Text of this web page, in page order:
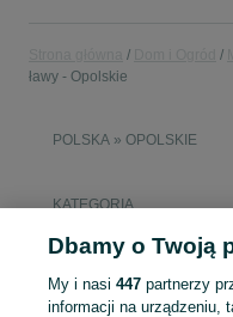
ławy - Opolskie
POLSKA » OPOLSKIE
KATEGORIA
Popularne
stolik kawowy
Dbamy o Twoją
My i nasi 447partnerzy
informacji na urządzeniu,